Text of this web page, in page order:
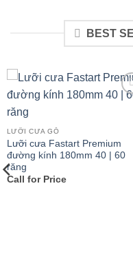
BEST
LƯỠI CƯA GỖ
Lưỡi cưa Fastart Premium
đường kính 180mm 40 | 60
răng
Call for Price